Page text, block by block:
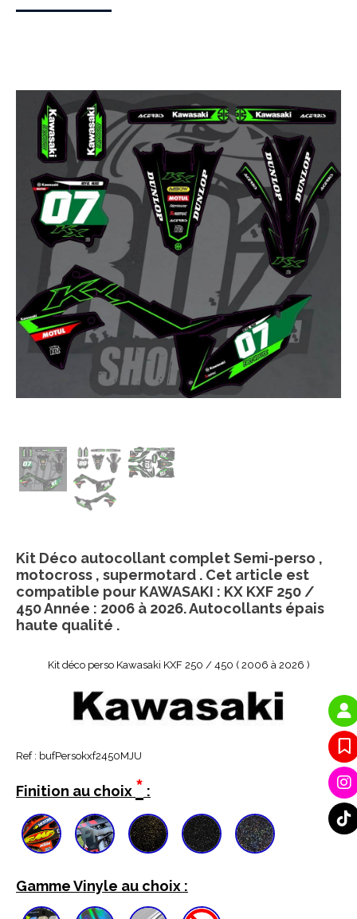
Kit déco perso Kawasaki KXF 250 / 450 ( 2006 à 2026 )
Ref : bufPersokxf2450MJU
Finition au choix * :
Gamme Vinyle au choix :
Kit Déco autocollant complet Semi-perso ,
motocross , supermotard . Cet article est
compatible pour KAWASAKI : KX KXF 250 /
450 Année : 2006 à 2026. Autocollants épais
haute qualité .